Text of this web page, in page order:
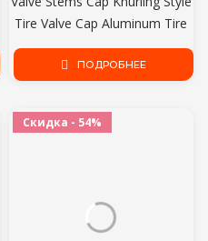
Tire Valve Cap Aluminum Tire
Wheel Stem Air Valve Cap for
US Schrader
ПОДРОБНЕЕ
Скидка - 54%